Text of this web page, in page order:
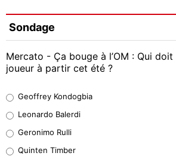
Sondage
Mercato - Ça bouge à l’OM : Qui
joueur à partir cet été ?
38%
32%
Geoffrey Kondogbia
Leonardo Balerdi
Geronimo Rulli
Quinten Timber